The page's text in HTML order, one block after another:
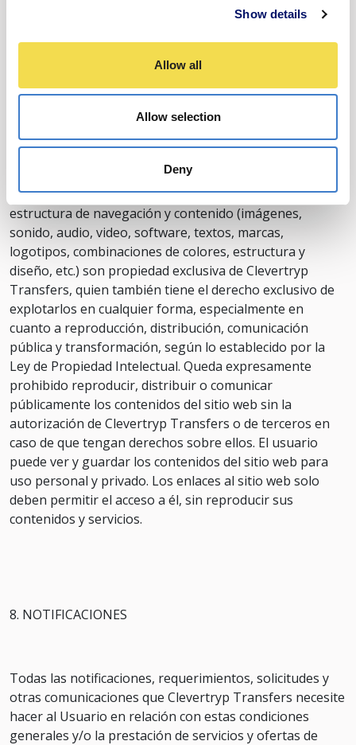
Show details
Allow all
Allow selection
Deny
7. PROPIEDAD INTELECTUAL
Los derechos de propiedad intelectual del sitio web,
incluido su nombre de dominio, código fuente, diseño,
estructura de navegación y contenido (imágenes,
sonido, audio, video, software, textos, marcas,
logotipos, combinaciones de colores, estructura y
diseño, etc.) son propiedad exclusiva de Clevertryp
Transfers, quien también tiene el derecho exclusivo de
explotarlos en cualquier forma, especialmente en
cuanto a reproducción, distribución, comunicación
pública y transformación, según lo establecido por la
Ley de Propiedad Intelectual. Queda expresamente
prohibido reproducir, distribuir o comunicar
públicamente los contenidos del sitio web sin la
autorización de Clevertryp Transfers o de terceros en
caso de que tengan derechos sobre ellos. El usuario
puede ver y guardar los contenidos del sitio web para
uso personal y privado. Los enlaces al sitio web solo
deben permitir el acceso a él, sin reproducir sus
contenidos y servicios.
8. NOTIFICACIONES
Todas las notificaciones, requerimientos, solicitudes y
otras comunicaciones que Clevertryp Transfers necesite
hacer al Usuario en relación con estas condiciones
generales y/o la prestación de servicios y ofertas de